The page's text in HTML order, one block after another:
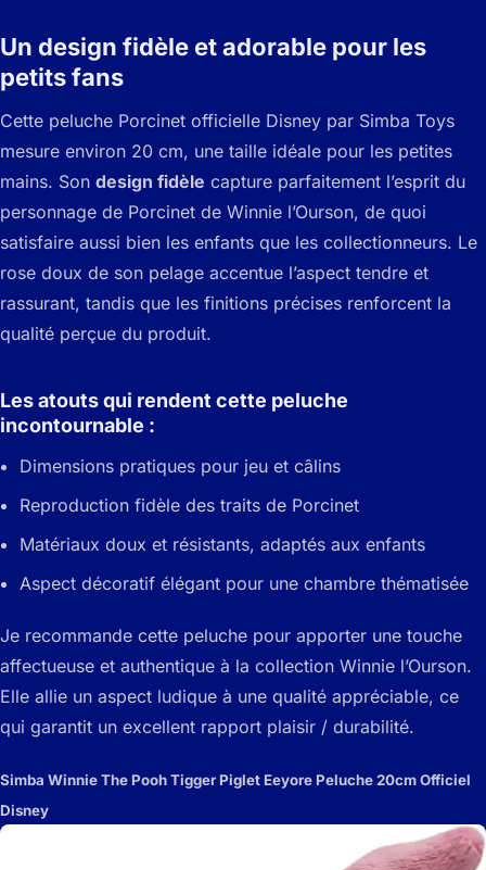
Un design fidèle et adorable pour les
petits fans
Cette peluche Porcinet officielle Disney par Simba Toys
mesure environ 20 cm, une taille idéale pour les petites
mains. Son design fidèle capture parfaitement l’esprit du
personnage de Porcinet de Winnie l’Ourson, de quoi
satisfaire aussi bien les enfants que les collectionneurs. Le
rose doux de son pelage accentue l’aspect tendre et
rassurant, tandis que les finitions précises renforcent la
qualité perçue du produit.
Les atouts qui rendent cette peluche
incontournable :
Dimensions pratiques pour jeu et câlins
Reproduction fidèle des traits de Porcinet
Matériaux doux et résistants, adaptés aux enfants
Aspect décoratif élégant pour une chambre thématisée
Je recommande cette peluche pour apporter une touche
affectueuse et authentique à la collection Winnie l’Ourson.
Elle allie un aspect ludique à une qualité appréciable, ce
qui garantit un excellent rapport plaisir / durabilité.
Simba Winnie The Pooh Tigger Piglet Eeyore Peluche 20cm Officiel
Disney